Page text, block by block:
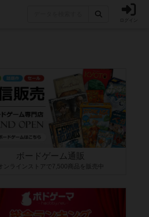
ログイン
ボードゲーム通販
オンラインストアで7,500商品を販売中